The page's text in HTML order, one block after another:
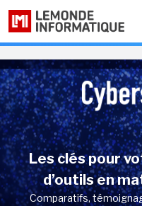
Les clés pour
d’outils en
Comparatifs,